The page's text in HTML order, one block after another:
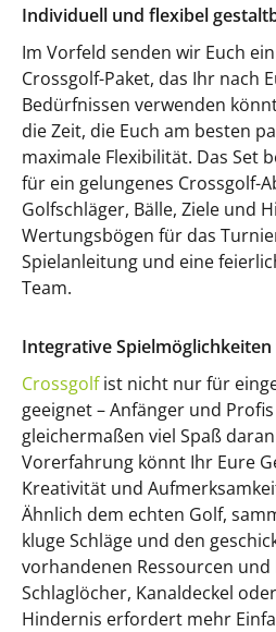
Individuell und flexibel
Im Vorfeld senden wir Euch
Crossgolf-Paket, das Ihr nach
Bedürfnissen verwenden
die Zeit, die Euch am besten
maximale Flexibilität. Das Set
für ein gelungenes Crossgolf-
Golfschläger, Bälle, Ziele und
Wertungsbögen für das
Spielanleitung und eine
Team.
Integrative
Crossgolfist nicht nur für
geeignet – Anfänger und
gleichermaßen viel Spaß
Vorerfahrung könnt Ihr Eure
Kreativität und
Ähnlich dem echten Golf,
kluge Schläge und den
vorhandenen Ressourcen
Schlaglöcher, Kanaldeckel
Hindernis erfordert mehr